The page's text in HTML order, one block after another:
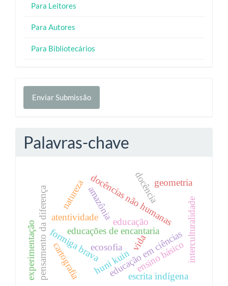
Para Leitores
Para Autores
Para Bibliotecários
Enviar
Submissão
Enviar Submissão
Palavras-chave
formiga brava
amazônia
educações de encantaria
docências não humanas
educação
pensamento da diferença docência
vida
educação em ciências
ecosofia
cartografia escrita indígena
huni kuin
atentividade
natureza
ensino básico
experimentação interculturalidade
geometria